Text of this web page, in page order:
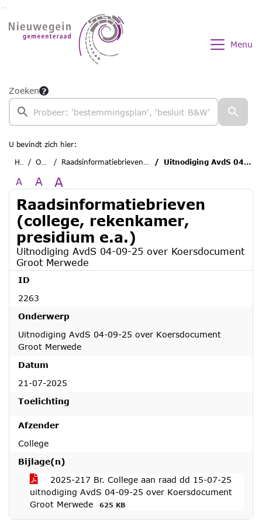
Ga naar de inhoud van deze pagina
Menu
Zoeken
U bevindt zich hier:
Home
Overzichten Raadsinformatiebrieven (college, rekenkamer, presidium e.a.) Uitnodiging AvdS 04-09-25 over Koersdocument Groot Merwede
A A A
Raadsinformatiebrieven
(college, rekenkamer,
presidium e.a.)
Uitnodiging AvdS 04-09-25 over Koersdocument
Groot Merwede
ID
2263
Onderwerp
Uitnodiging AvdS 04-09-25 over Koersdocument
Groot Merwede
Datum
21-07-2025
Toelichting
Afzender
College
Bijlage(n)
2025-217 Br. College aan raad dd 15-07-25
uitnodiging AvdS 04-09-25 over Koersdocument
Groot Merwede
625 KB